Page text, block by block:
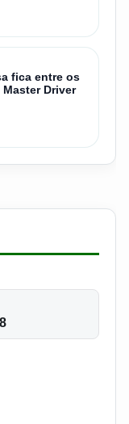
fica entre os
Driver